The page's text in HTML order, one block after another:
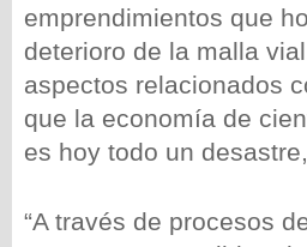
emprendimientos que
deterioro de la malla
aspectos relacionados
que la economía de
es hoy todo un
“A través de procesos